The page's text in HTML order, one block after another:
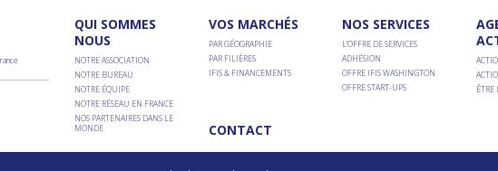
QUI SOMMES
NOUS
NOTRE ASSOCIATION
NOTRE BUREAU
NOTRE ÉQUIPE
NOTRE RÉSEAU EN FRANCE
NOS PARTENAIRES DANS LE
MONDE
VOS MARCHÉS
PAR GÉOGRAPHIE
PAR FILIÈRES
IFIS & FINANCEMENTS
NOS SERVICES
L’OFFRE DE SERVICES
ADHÉSION
OFFRE IFIS WASHINGTON
OFFRE START-UPS
ÊTRE
CONTACT